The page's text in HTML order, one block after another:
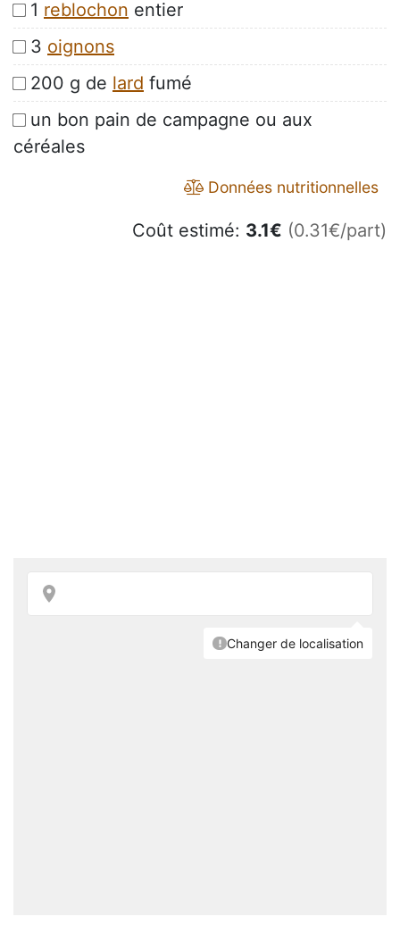
1 reblochon entier
3 oignons
200 g de lard fumé
un bon pain de campagne ou aux
céréales
Données nutritionnelles
Coût estimé: 3.1€ (0.31€/part)